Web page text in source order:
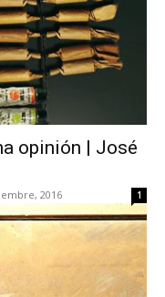
opinión | José
2016 1